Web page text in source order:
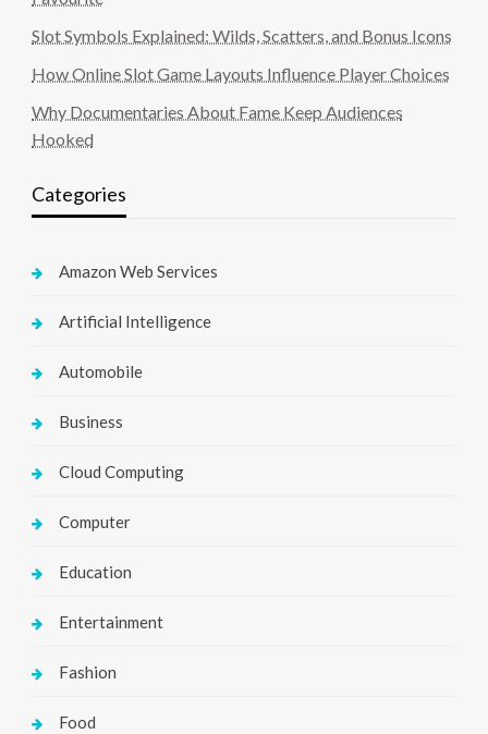
Slot Symbols Explained: Wilds, Scatters, and Bonus Icons
How Online Slot Game Layouts Influence Player Choices
Why Documentaries About Fame Keep Audiences
Hooked
Categories
Amazon Web Services
Artificial Intelligence
Automobile
Business
Cloud Computing
Computer
Education
Entertainment
Fashion
Food